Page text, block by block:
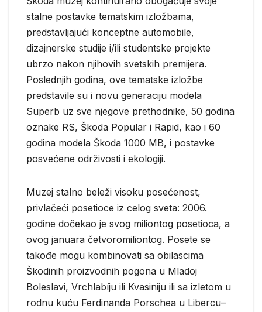
stalne postavke tematskim izložbama,
predstavljajući konceptne automobile,
dizajnerske studije i/ili studentske projekte
ubrzo nakon njihovih svetskih premijera.
Poslednjih godina, ove tematske izložbe
predstavile su i novu generaciju modela
Superb uz sve njegove prethodnike, 50 godina
oznake RS, Škoda Popular i Rapid, kao i 60
godina modela Škoda 1000 MB, i postavke
posvećene održivosti i ekologiji.
Muzej stalno beleži visoku posećenost,
privlačeći posetioce iz celog sveta: 2006.
godine dočekao je svog miliontog posetioca, a
ovog januara četvoromiliontog. Posete se
takođe mogu kombinovati sa obilascima
Škodinih proizvodnih pogona u Mladoj
Boleslavi, Vrchlabíju ili Kvasiniju ili sa izletom u
rodnu kuću Ferdinanda Porschea u Libercu–